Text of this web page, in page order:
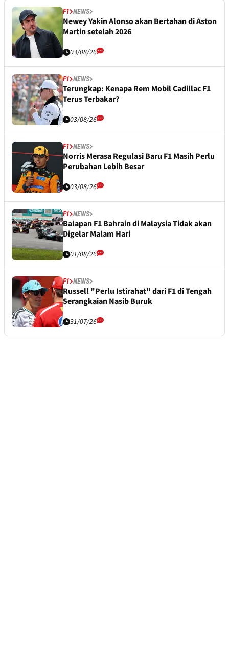
F1 NEWS
Newey Yakin Alonso akan Bertahan di Aston
Martin setelah 2026
03/08/26
F1 NEWS
Terungkap: Kenapa Rem Mobil Cadillac F1
Terus Terbakar?
03/08/26
F1 NEWS
Norris Merasa Regulasi Baru F1 Masih Perlu
Perubahan Lebih Besar
03/08/26
F1 NEWS
Balapan F1 Bahrain di Malaysia Tidak akan
Digelar Malam Hari
01/08/26
F1 NEWS
Russell "Perlu Istirahat" dari F1 di Tengah
Serangkaian Nasib Buruk
31/07/26